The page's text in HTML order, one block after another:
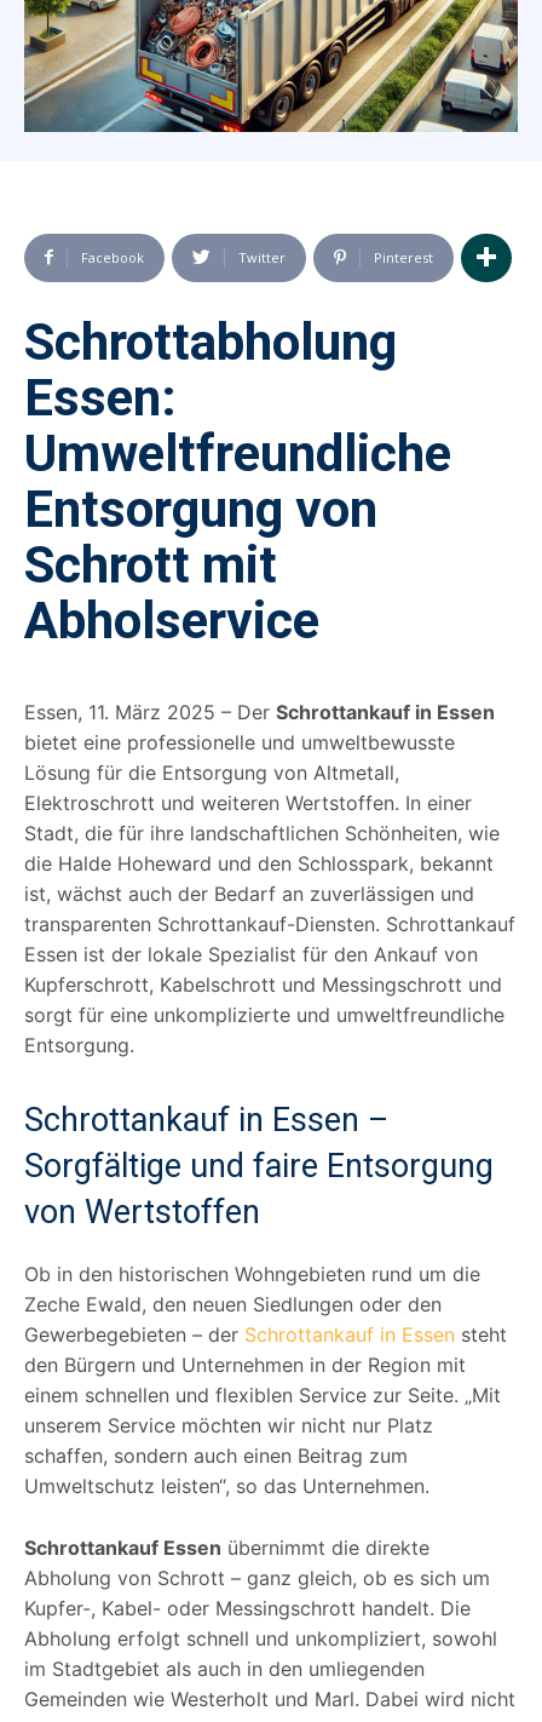
Facebook Twitter Pinterest
Schrottabholung
Essen:
Umweltfreundliche
Entsorgung von
Schrott mit
Abholservice
Essen, 11. März 2025 – Der Schrottankauf in Essen
bietet eine professionelle und umweltbewusste
Lösung für die Entsorgung von Altmetall,
Elektroschrott und weiteren Wertstoffen. In einer
Stadt, die für ihre landschaftlichen Schönheiten, wie
die Halde Hoheward und den Schlosspark, bekannt
ist, wächst auch der Bedarf an zuverlässigen und
transparenten Schrottankauf-Diensten. Schrottankauf
Essen ist der lokale Spezialist für den Ankauf von
Kupferschrott, Kabelschrott und Messingschrott und
sorgt für eine unkomplizierte und umweltfreundliche
Entsorgung.
Schrottankauf in Essen –
Sorgfältige und faire Entsorgung
von Wertstoffen
Ob in den historischen Wohngebieten rund um die
Zeche Ewald, den neuen Siedlungen oder den
Gewerbegebieten – der Schrottankauf in Essen steht
den Bürgern und Unternehmen in der Region mit
einem schnellen und flexiblen Service zur Seite. „Mit
unserem Service möchten wir nicht nur Platz
schaffen, sondern auch einen Beitrag zum
Umweltschutz leisten“, so das Unternehmen.
Schrottankauf Essen übernimmt die direkte
Abholung von Schrott – ganz gleich, ob es sich um
Kupfer-, Kabel- oder Messingschrott handelt. Die
Abholung erfolgt schnell und unkompliziert, sowohl
im Stadtgebiet als auch in den umliegenden
Gemeinden wie Westerholt und Marl. Dabei wird nicht